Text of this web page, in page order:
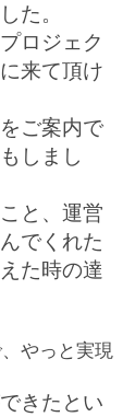
た。
ロジェク
来て頂け
ご案内で
しまし
と、運営
でくれた
た時の達
やっと実現
きたとい